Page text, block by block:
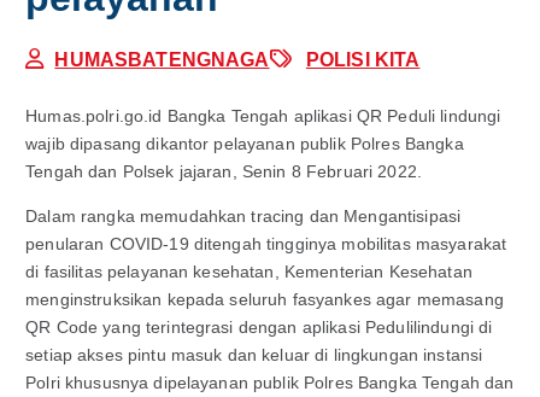
HUMASBATENGNAGA POLISI KITA
Humas.polri.go.id Bangka Tengah aplikasi QR Peduli lindungi
wajib dipasang dikantor pelayanan publik Polres Bangka
Tengah dan Polsek jajaran, Senin 8 Februari 2022.
Dalam rangka memudahkan tracing dan Mengantisipasi
penularan COVID-19 ditengah tingginya mobilitas masyarakat
di fasilitas pelayanan kesehatan, Kementerian Kesehatan
menginstruksikan kepada seluruh fasyankes agar memasang
QR Code yang terintegrasi dengan aplikasi Pedulilindungi di
setiap akses pintu masuk dan keluar di lingkungan instansi
Polri khususnya dipelayanan publik Polres Bangka Tengah dan